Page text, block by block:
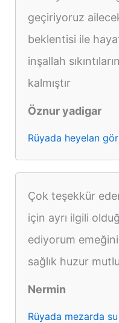
geçiriyoruz
beklentisi ile
inşallah
kalmıştır
Öznur yadigar
Rüyada heyelan
Çok teşekkür
için ayrı ilgili
ediyorum
sağlık huzur
Nermin
Rüyada mezarda